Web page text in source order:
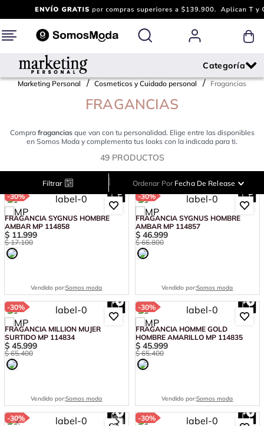
Marketing Personal Cosmeticos y Cuidado personal Fragancias
FRAGANCIAS
Compra fraganciasque van con tu personalidad. Elige entre las disponibles
en Somos Moda y complementa tus looks con la indicada para ti.
49 PRODUCTOS
Filtrar | Ordenar Por Fecha De Release
-30%
FRAGANCIA SYGNUS HOMBRE
AMBAR MP 114858
$ 11.999
$ 17.100
Vendido por:Somos moda
-30%
FRAGANCIA SYGNUS HOMBRE
AMBAR MP 114857
$ 46.999
$ 66.800
Vendido por:Somos moda
-30%
FRAGANCIA MILLION MUJER
SURTIDO MP 114834
$ 45.999
$ 65.400
Vendido por:Somos moda
-30%
FRAGANCIA HOMME GOLD
HOMBRE AMARILLO MP 114835
$ 45.999
$ 65.400
Vendido por:Somos moda
-30% -30%